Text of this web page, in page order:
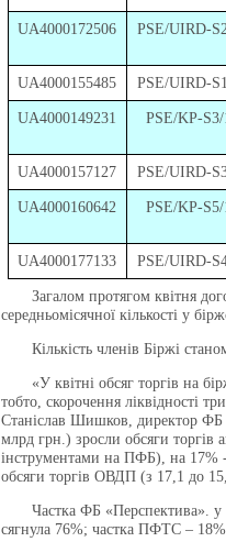
UA4000172506 PSE/UIRD-
UA4000155485 PSE/UIRD-
UA4000149231 PSE/KP-
UA4000157127 PSE/UIRD-
UA4000160642 PSE/KP-
UA4000177133 PSE/UIRD-
Загалом протягом квітня
середньомісячної кількості у
Кількість членів Біржі
«У квітні обсяг торгів на
тобто, скорочення ліквідності
Станіслав Шишков, директор ФБ
млрд грн.) зросли обсяги
інструментами на ПФБ), на 17%
обсяги торгів ОВДП (з 17,1 до
Частка ФБ «Перспектива». у
сягнула 76%; частка ПФТС –